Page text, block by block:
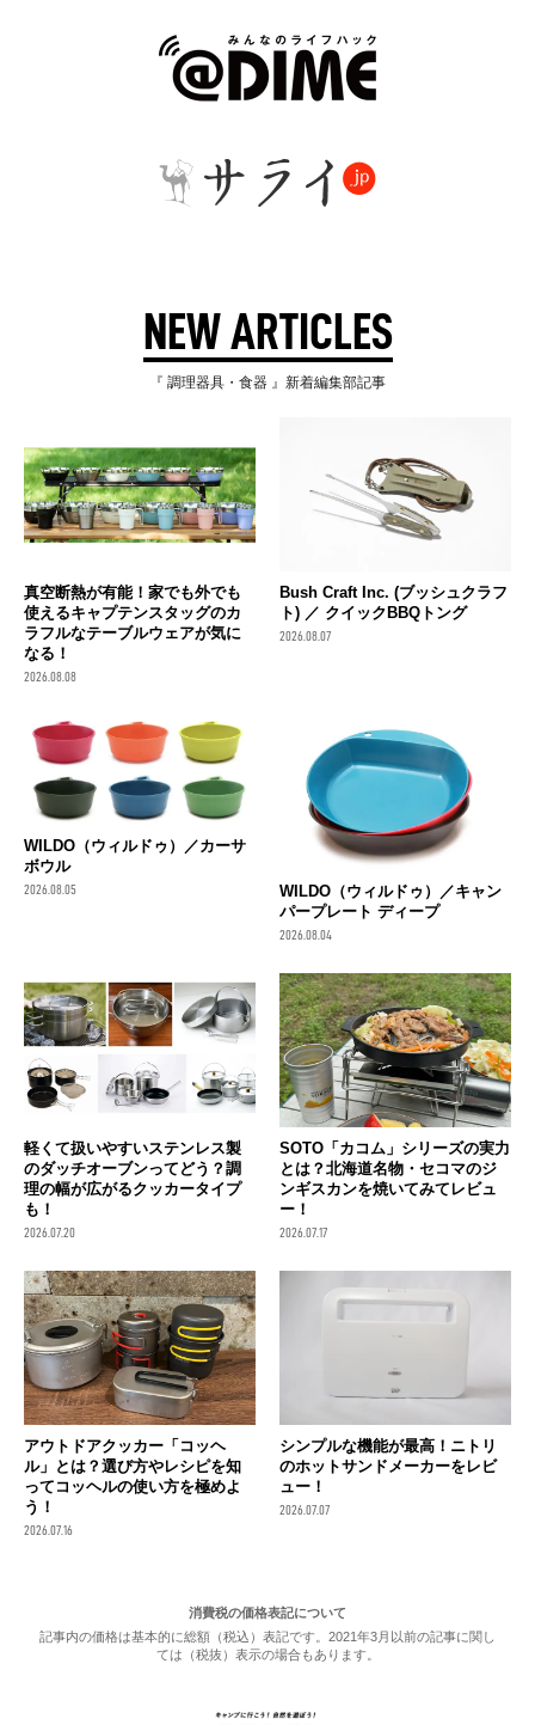
NEW ARTICLES
『 調理器具・食器 』新着編集部記事
真空断熱が有能！家でも外でも
使えるキャプテンスタッグのカ
ラフルなテーブルウェアが気に
なる！
2026.08.08
Bush Craft Inc. (ブッシュクラフ
ト) ／ クイックBBQトング
2026.08.07
WILDO（ウィルドゥ）／カーサ
ボウル
2026.08.05
WILDO（ウィルドゥ）／キャン
パープレート ディープ
2026.08.04
軽くて扱いやすいステンレス製
のダッチオーブンってどう？調
理の幅が広がるクッカータイプ
も！
2026.07.20
SOTO「カコム」シリーズの実力
とは？北海道名物・セコマのジ
ンギスカンを焼いてみてレビュ
ー！
2026.07.17
アウトドアクッカー「コッヘ
ル」とは？選び方やレシピを知
ってコッヘルの使い方を極めよ
う！
2026.07.16
シンプルな機能が最高！ニトリ
のホットサンドメーカーをレビ
ュー！
2026.07.07
消費税の価格表記について
記事内の価格は基本的に総額（税込）表記です。2021年3月以前の記事に関し
ては（税抜）表示の場合もあります。